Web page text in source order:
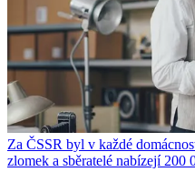
Za ČSSR byl v každé
zlomek a sběratelé nabízejí 200